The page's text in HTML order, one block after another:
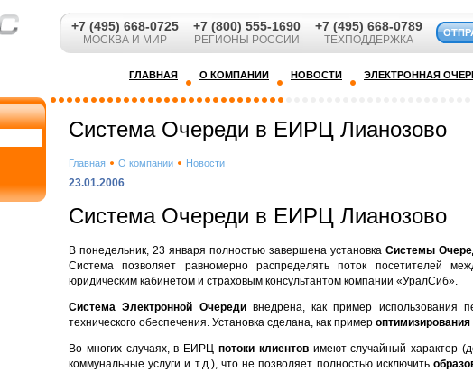
+7 (495) 668-0725
МОСКВА И МИР
+7 (800) 555-1690
РЕГИОНЫ РОССИИ
+7 (495) 668-0789
ТЕХПОДДЕРЖКА
ГЛАВНАЯ О КОМПАНИИ НОВОСТИ ЭЛЕКТРОННАЯ
Система Очереди в ЕИРЦ Лианозово
Главная О компании Новости
23.01.2006
Система Очереди в ЕИРЦ Лианозово
В понедельник, 23 января полностью завершена установка Системы
Система позволяет равномерно распределять поток посетителей
юридическим кабинетом и страховым консультантом компании «УралСиб».
Система Электронной Очередивнедрена, как пример использования
технического обеспечения. Установка сделана, как пример
Во многих случаях, в ЕИРЦ потоки клиентовимеют случайный характер
коммунальные услуги и т.д.), что не позволяет полностью исключить